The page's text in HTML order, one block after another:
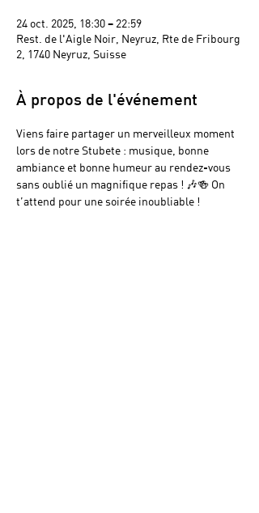
24 oct. 2025, 18:30 – 22:59
Rest. de l'Aigle Noir, Neyruz, Rte de Fribourg
2, 1740 Neyruz, Suisse
À propos de l'événement
Viens faire partager un merveilleux moment
lors de notre Stubete : musique, bonne
ambiance et bonne humeur au rendez-vous
sans oublié un magnifique repas ! 🎶🍻 On
t’attend pour une soirée inoubliable !